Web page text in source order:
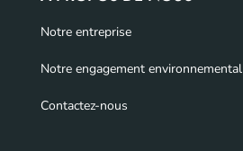
Notre entreprise
Notre engagement environnemental
Contactez-nous